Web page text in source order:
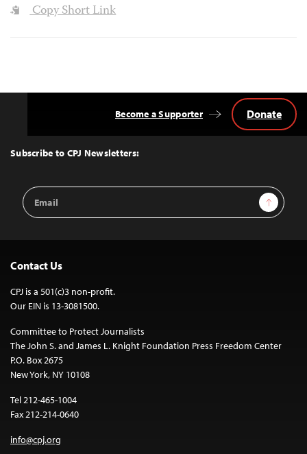
Copy Short Link
Top
Subscribe to CPJ Newsletters:
Email
Address
Sign Up
Become a Supporter Donate
Contact Us
CPJ is a 501(c)3 non-profit.
Our EIN is 13-3081500.
Committee to Protect Journalists
The John S. and James L. Knight Foundation Press Freedom Center
P.O. Box 2675
New York, NY 10108
Tel 212-465-1004
Fax 212-214-0640
info@cpj.org